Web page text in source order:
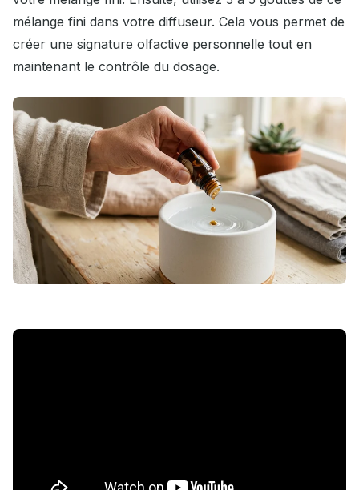
mélange fini dans votre diffuseur. Cela vous permet de
créer une signature olfactive personnelle tout en
maintenant le contrôle du dosage.